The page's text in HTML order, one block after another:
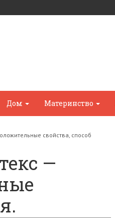
Дом Материнство
свойства, способ
—